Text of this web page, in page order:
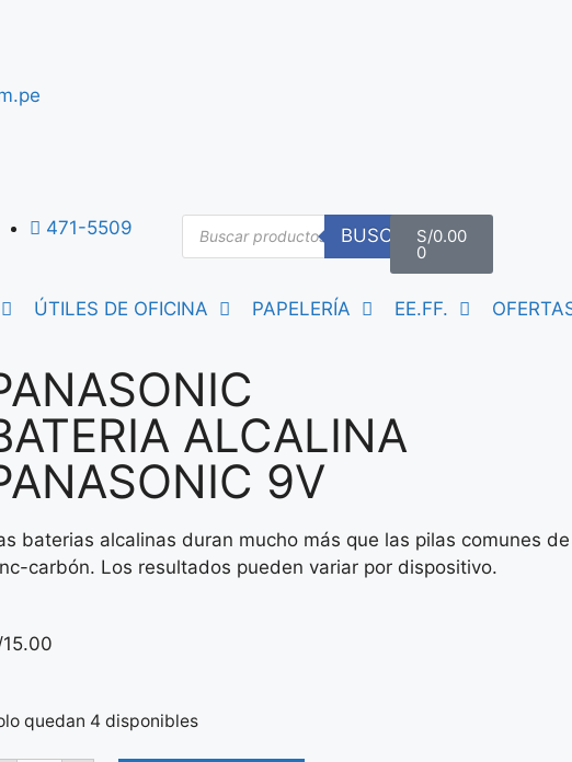
471-5509 BUSCAR S/0.00
0
ÚTILES DE OFICINA PAPELERÍA EE.FF.
ALCALINA
9V
baterias alcalinas duran mucho más que las pilas comunes de
carbón. Los resultados pueden variar por dispositivo.
15.00
quedan 4 disponibles